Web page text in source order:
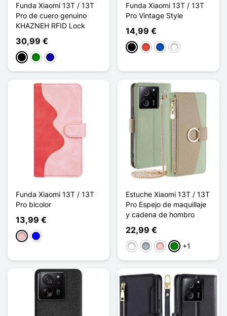
Funda Xiaomi 13T / 13T
Pro de cuero genuino
KHAZNEH RFID Lock
30,99 €
NegroVerdeAzul oscuro
Funda Xiaomi 13T / 13T
Pro Vintage Style
14,99 €
NegroRojoSaphirBleu Bébé
Funda Xiaomi 13T / 13T
Pro bicolor
13,99 €
RosaAzul
Estuche Xiaomi 13T / 13T
Pro Espejo de maquillaje
y cadena de hombro
22,99 €
Blanco
Gris RosaVerde
+1